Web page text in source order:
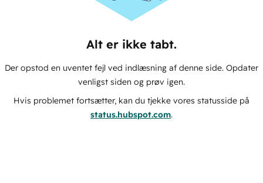
Alt er ikke tabt.
Der opstod en uventet fejl ved indlæsning af denne side. Opdater
venligst siden og prøv igen.
Hvis problemet fortsætter, kan du tjekke vores statusside på
status.hubspot.com.